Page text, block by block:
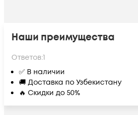
Наши преимущества
Ответов:1
✅ В наличии
🚚 Доставка по Узбекистану
🔥 Скидки до 50%